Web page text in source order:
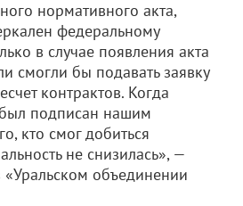
нормативного акта,
федеральному
в случае появления акта
смогли бы подавать заявку
контрактов. Когда
подписан нашим
кто смог добиться
не снизилась», —
объединении